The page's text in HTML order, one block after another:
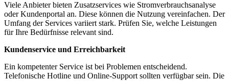
Viele Anbieter bieten Zusatzservices wie Stromverbrauchsanalyse
oder Kundenportal an. Diese können die Nutzung vereinfachen. Der
Umfang der Services variiert stark. Prüfen Sie, welche Leistungen
für Ihre Bedürfnisse relevant sind.
Kundenservice und Erreichbarkeit
Ein kompetenter Service ist bei Problemen entscheidend.
Telefonische Hotline und Online‑Support sollten verfügbar sein. Die